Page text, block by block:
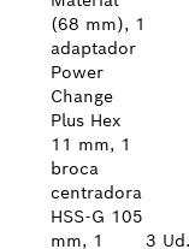
(68 mm), 1
adaptador
Power
Change
Plus Hex
11 mm, 1
broca
centradora
HSS-G 105
mm, 1
3 Ud.